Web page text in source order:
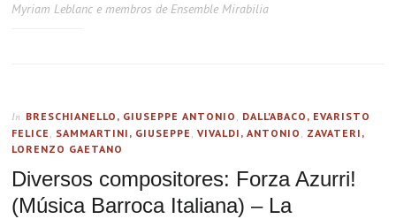
Myriam Leblanc e membros de Ensemble Mirabilia
In BRESCHIANELLO, GIUSEPPE ANTONIO , DALL'ABACO, EVARISTO
FELICE , SAMMARTINI, GIUSEPPE ,VIVALDI, ANTONIO , ZAVATERI,
LORENZO GAETANO
Diversos compositores: Forza Azurri!
(Música Barroca Italiana) – La